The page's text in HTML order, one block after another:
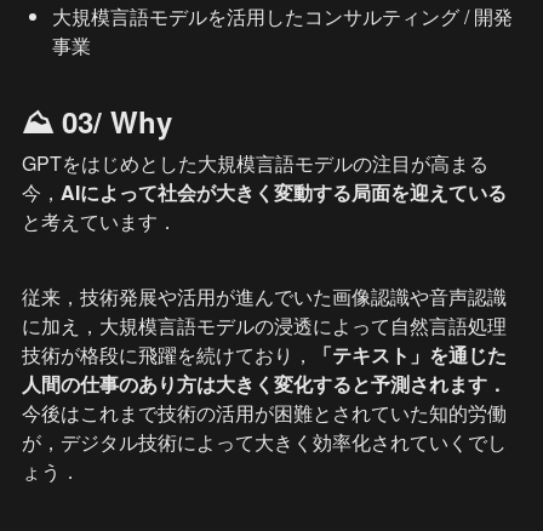
大規模言語モデルを活用したコンサルティング / 開発
事業
⛰️ 03/ Why
GPTをはじめとした大規模言語モデルの注目が高まる
今， AIによって社会が大きく変動する局面を迎えている
と考えています．
従来，技術発展や活用が進んでいた画像認識や音声認識
に加え，大規模言語モデルの浸透によって自然言語処理
技術が格段に飛躍を続けており，
「テキスト」を通じた
人間の仕事のあり方は大きく変化すると予測されます．
今後はこれまで技術の活用が困難とされていた知的労働
が，デジタル技術によって大きく効率化されていくでし
ょう．